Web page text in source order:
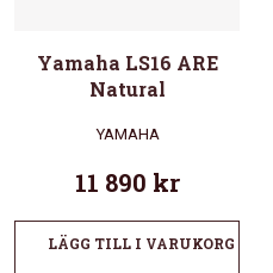
Yamaha LS16 ARE
Natural
YAMAHA
11 890 kr
LÄGG TILL I VARUKORG